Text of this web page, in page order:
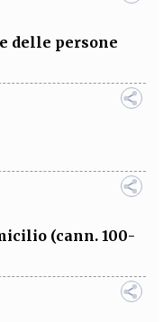
delle persone
(cann. 100-